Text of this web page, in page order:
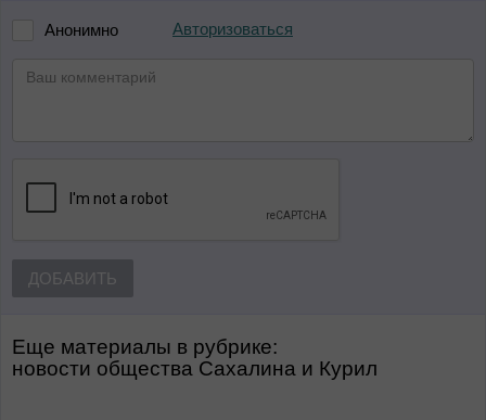
Анонимно Авторизоваться
ДОБАВИТЬ
Еще материалы в рубрике:
Новости общества Сахалина и Курил